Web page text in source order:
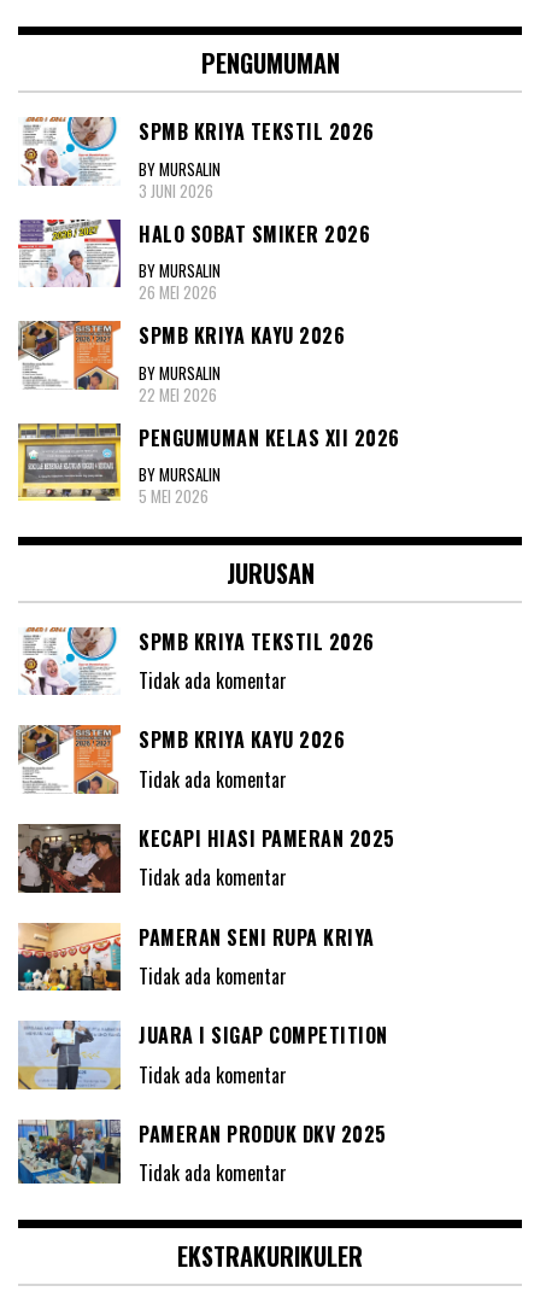
PENGUMUMAN
SPMB KRIYA TEKSTIL 2026
BY MURSALIN
3 JUNI 2026
HALO SOBAT SMIKER 2026
BY MURSALIN
26 MEI 2026
SPMB KRIYA KAYU 2026
BY MURSALIN
22 MEI 2026
PENGUMUMAN KELAS XII 2026
BY MURSALIN
5 MEI 2026
JURUSAN
SPMB KRIYA TEKSTIL 2026
Tidak ada komentar
SPMB KRIYA KAYU 2026
Tidak ada komentar
KECAPI HIASI PAMERAN 2025
Tidak ada komentar
PAMERAN SENI RUPA KRIYA
Tidak ada komentar
JUARA I SIGAP COMPETITION
Tidak ada komentar
PAMERAN PRODUK DKV 2025
Tidak ada komentar
EKSTRAKURIKULER